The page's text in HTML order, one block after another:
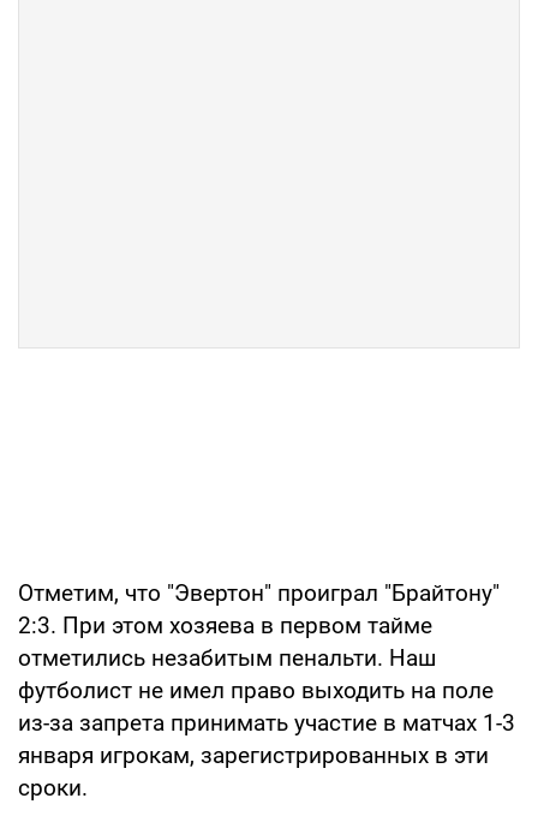
Отметим, что "Эвертон" проиграл "Брайтону"
2:3. При этом хозяева в первом тайме
отметились незабитым пенальти. Наш
футболист не имел право выходить на поле
из-за запрета принимать участие в матчах 1-3
января игрокам, зарегистрированных в эти
сроки.